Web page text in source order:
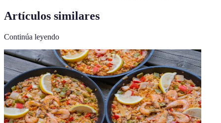
Artículos similares
Continúa leyendo